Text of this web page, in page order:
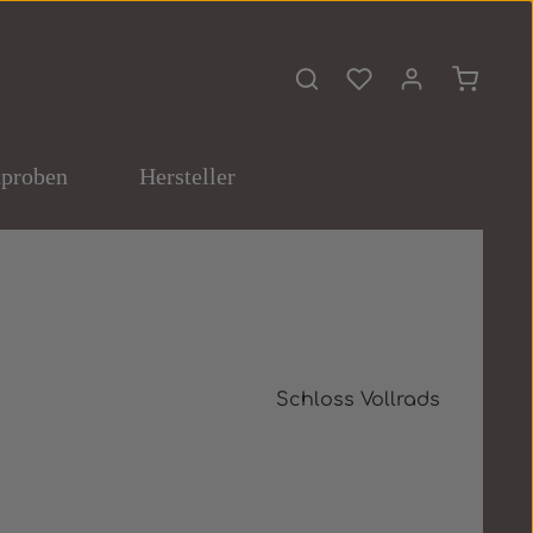
Hersteller
Du hast 0 Produkte
Schloss Vollrads